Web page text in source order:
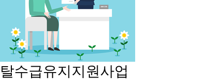
탈수급유지지원사업